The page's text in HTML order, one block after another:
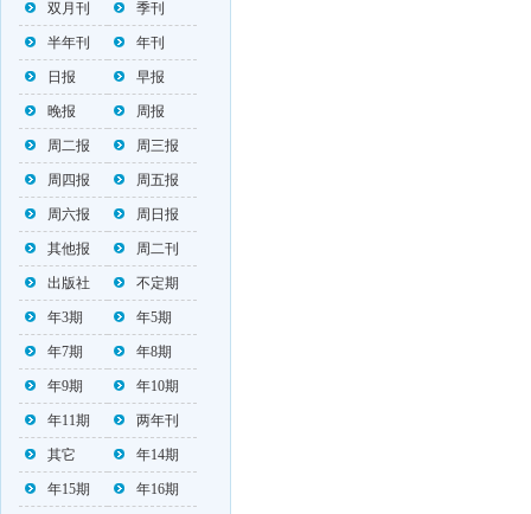
双月刊 季刊
半年刊 年刊
日报 早报
晚报 周报
周二报 周三报
周四报 周五报
周六报 周日报
其他报 周二刊
出版社 不定期
年3期 年5期
年7期 年8期
年9期 年10期
年11期 两年刊
其它 年14期
年15期 年16期